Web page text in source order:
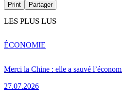
Print Partager
LES PLUS LUS
Merci la Chine : elle a sauvé
27.07.2026
ÉCONOMIE